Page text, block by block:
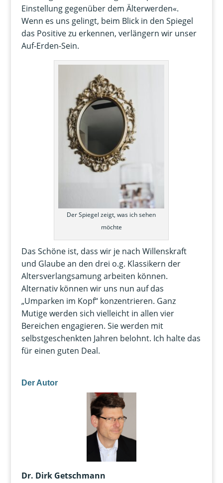
Einstellung gegenüber dem Älterwerden«.
Wenn es uns gelingt, beim Blick in den Spiegel
das Positive zu erkennen, verlängern wir unser
Auf-Erden-Sein.
Der Spiegel zeigt, was ich sehen
möchte
Das Schöne ist, dass wir je nach Willenskraft
und Glaube an den drei o.g. Klassikern der
Altersverlangsamung arbeiten können.
Alternativ können wir uns nun auf das
„Umparken im Kopf“ konzentrieren. Ganz
Mutige werden sich vielleicht in allen vier
Bereichen engagieren. Sie werden mit
selbstgeschenkten Jahren belohnt. Ich halte das
für einen guten Deal.
Der Autor
Dr. Dirk Getschmann